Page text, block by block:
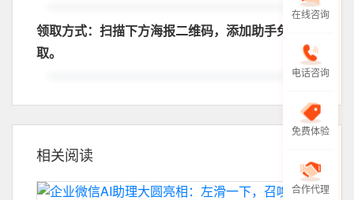
领取方式：扫描下方海报二维码，添加助手免费领
取。
相关阅读
在线咨询
电话咨询
免费体验
合作代理